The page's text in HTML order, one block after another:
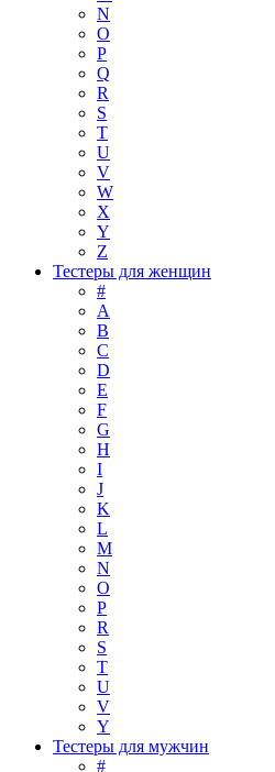
N
O
P
Q
R
S
T
U
V
W
X
Y
Z
Тестеры для женщин
#
A
B
C
D
E
F
G
H
I
J
K
L
M
N
O
P
R
S
T
U
V
Y
Тестеры для мужчин
#